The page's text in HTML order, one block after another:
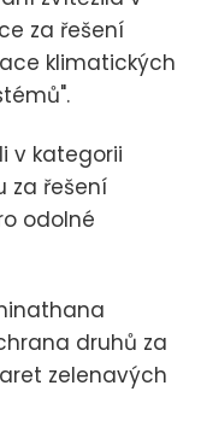
za řešení
klimatických
v kategorii
za řešení
odolné
druhů za
zelenavých